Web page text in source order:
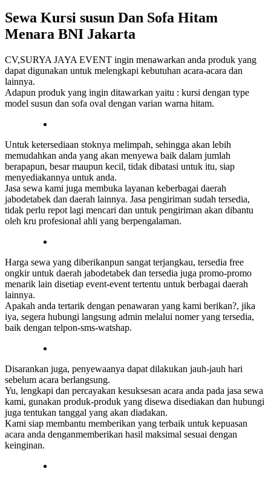
Sewa Kursi susun Dan Sofa Hitam
Menara BNI Jakarta
CV,SURYA JAYA EVENT ingin menawarkan anda produk yang
dapat digunakan untuk melengkapi kebutuhan acara-acara dan
lainnya.
Adapun produk yang ingin ditawarkan yaitu : kursi dengan type
model susun dan sofa oval dengan varian warna hitam.
Untuk ketersediaan stoknya melimpah, sehingga akan lebih
memudahkan anda yang akan menyewa baik dalam jumlah
berapapun, besar maupun kecil, tidak dibatasi untuk itu, siap
menyediakannya untuk anda.
Jasa sewa kami juga membuka layanan keberbagai daerah
jabodetabek dan daerah lainnya. Jasa pengiriman sudah tersedia,
tidak perlu repot lagi mencari dan untuk pengiriman akan dibantu
oleh kru profesional ahli yang berpengalaman.
Harga sewa yang diberikanpun sangat terjangkau, tersedia free
ongkir untuk daerah jabodetabek dan tersedia juga promo-promo
menarik lain disetiap event-event tertentu untuk berbagai daerah
lainnya.
Apakah anda tertarik dengan penawaran yang kami berikan?, jika
iya, segera hubungi langsung admin melalui nomer yang tersedia,
baik dengan telpon-sms-watshap.
Disarankan juga, penyewaanya dapat dilakukan jauh-jauh hari
sebelum acara berlangsung.
Yu, lengkapi dan percayakan kesuksesan acara anda pada jasa sewa
kami, gunakan produk-produk yang disewa disediakan dan hubungi
juga tentukan tanggal yang akan diadakan.
Kami siap membantu memberikan yang terbaik untuk kepuasan
acara anda denganmemberikan hasil maksimal sesuai dengan
keinginan.